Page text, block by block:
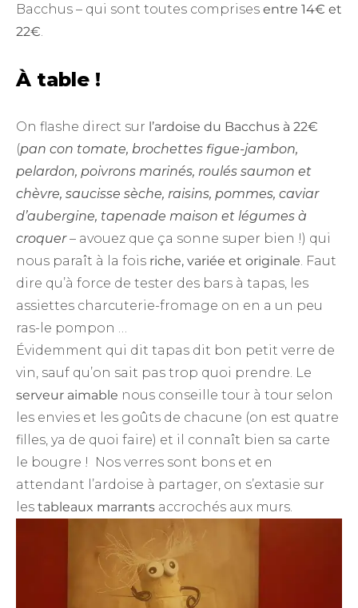
Bacchus – qui sont toutes comprises entre 14€ et
22€.
À table !
On flashe direct sur l’ardoise du Bacchus à 22€
(pan con tomate, brochettes figue-jambon,
pelardon, poivrons marinés, roulés saumon et
chèvre, saucisse sèche, raisins, pommes, caviar
d’aubergine, tapenade maison et légumes à
croquer– avouez que ça sonne super bien !) qui
nous paraît à la fois riche, variée et originale. Faut
dire qu’à force de tester des bars à tapas, les
assiettes charcuterie-fromage on en a un peu
ras-le pompon …
Évidemment qui dit tapas dit bon petit verre de
vin, sauf qu’on sait pas trop quoi prendre. Le
serveur aimable nous conseille tour à tour selon
les envies et les goûts de chacune (on est quatre
filles, ya de quoi faire) et il connaît bien sa carte
le bougre ! Nos verres sont bons et en
attendant l’ardoise à partager, on s’extasie sur
les tableaux marrants accrochés aux murs.